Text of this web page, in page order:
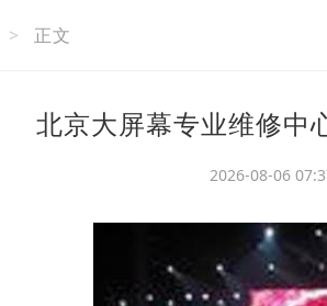
> 正文
北京大屏幕专业维修中
2026-08-06